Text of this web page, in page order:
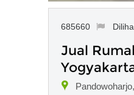
685660
Jual